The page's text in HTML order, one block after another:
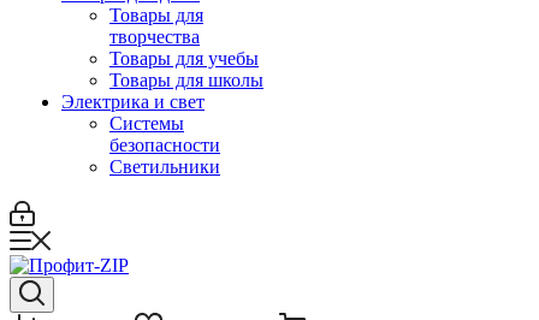
Товары для
творчества
Товары для учебы
Товары для школы
Электрика и свет
Системы
безопасности
Светильники